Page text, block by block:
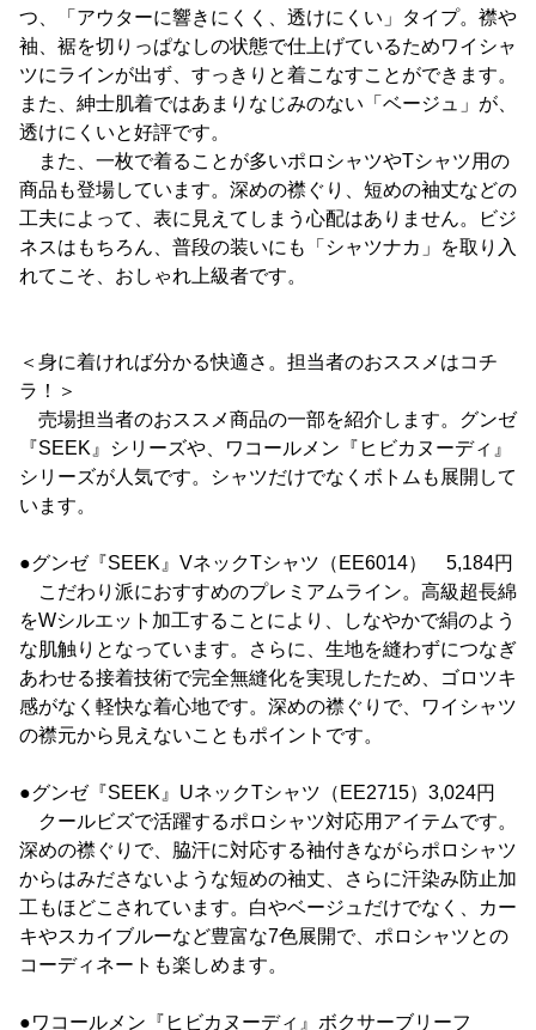
つ、「アウターに響きにくく、透けにくい」タイプ。襟や
袖、裾を切りっぱなしの状態で仕上げているためワイシャ
ツにラインが出ず、すっきりと着こなすことができます。
また、紳士肌着ではあまりなじみのない「ベージュ」が、
透けにくいと好評です。
また、一枚で着ることが多いポロシャツやTシャツ用の
商品も登場しています。深めの襟ぐり、短めの袖丈などの
工夫によって、表に見えてしまう心配はありません。ビジ
ネスはもちろん、普段の装いにも「シャツナカ」を取り入
れてこそ、おしゃれ上級者です。
＜身に着ければ分かる快適さ。担当者のおススメはコチ
ラ！＞
売場担当者のおススメ商品の一部を紹介します。グンゼ
『SEEK』シリーズや、ワコールメン『ヒビカヌーディ』
シリーズが人気です。シャツだけでなくボトムも展開して
います。
●グンゼ『SEEK』VネックTシャツ（EE6014） 5,184円
こだわり派におすすめのプレミアムライン。高級超長綿
をWシルエット加工することにより、しなやかで絹のよう
な肌触りとなっています。さらに、生地を縫わずにつなぎ
あわせる接着技術で完全無縫化を実現したため、ゴロツキ
感がなく軽快な着心地です。深めの襟ぐりで、ワイシャツ
の襟元から見えないこともポイントです。
●グンゼ『SEEK』UネックTシャツ（EE2715）3,024円
クールビズで活躍するポロシャツ対応用アイテムです。
深めの襟ぐりで、脇汗に対応する袖付きながらポロシャツ
からはみださないような短めの袖丈、さらに汗染み防止加
工もほどこされています。白やベージュだけでなく、カー
キやスカイブルーなど豊富な7色展開で、ポロシャツとの
コーディネートも楽しめます。
●ワコールメン『ヒビカヌーディ』ボクサーブリーフ